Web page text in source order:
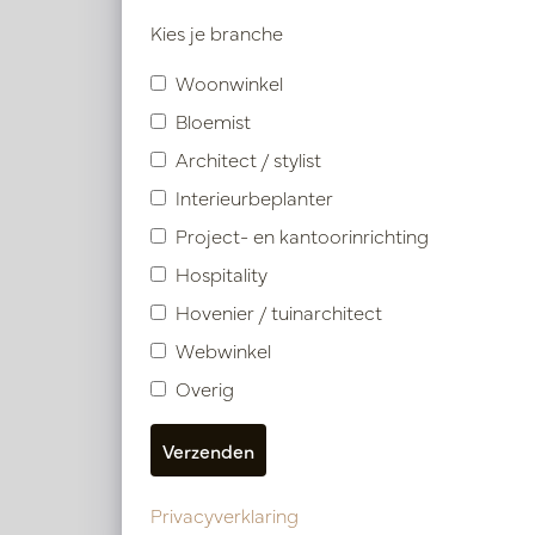
Product specificaties
Materiaal omschrijving
Vergelijkbare producten
Kies je branche
Woonwinkel
Bloemist
Architect / stylist
Interieurbeplanter
Project- en kantoorinrichting
Hospitality
Hovenier / tuinarchitect
Webwinkel
Overig
Privacyverklaring